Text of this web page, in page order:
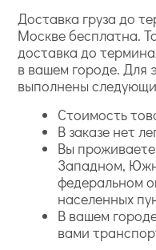
Доставка груза до
Москве бесплатна.
доставка до
в вашем городе. Для
выполнены
Стоимость
В заказе нет
Вы
Западном,
федеральном
населенных
В вашем
вами